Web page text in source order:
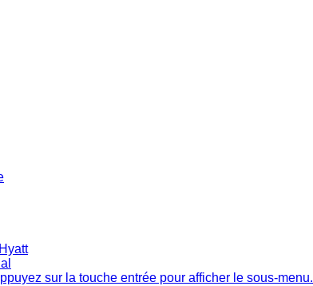
sur la touche entrée pour afficher le sous-menu.